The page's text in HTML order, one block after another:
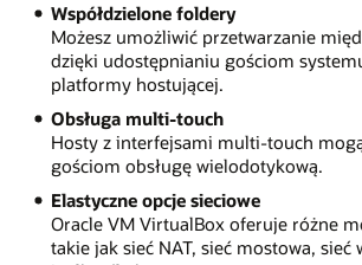
Współdzielone foldery
Możesz umożliwić przetwarzanie
dzięki udostępnianiu gościom
platformy hostującej.
Obsługa multi-touch
Hosty z interfejsami multi-touch
gościom obsługę wielodotykową.
Elastyczne opcje sieciowe
Oracle VM VirtualBox oferuje różne
takie jak sieć NAT, sieć mostowa, sieć